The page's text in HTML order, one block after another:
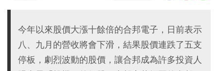
今年以來股價大漲十餘倍的合邦電子，日前表示
八、九月的營收將會下滑，結果股價連跌了五支
停板，劇烈波動的股價，讓合邦成為許多投資人